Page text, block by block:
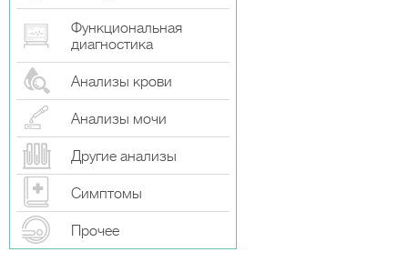
Функциональная
диагностика
Анализы крови
Анализы мочи
Другие анализы
Симптомы
Прочeе